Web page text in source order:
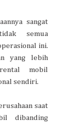
sangat
semua
ini.
yang lebih
mobil
sendiri.
saat
dibanding